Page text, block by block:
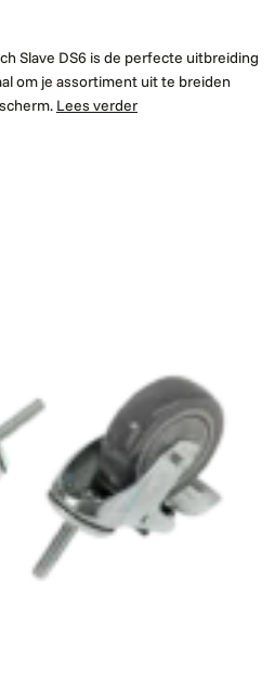
Slave DS6 is de perfecte uitbreiding
om je assortiment uit te breiden
Lees verder